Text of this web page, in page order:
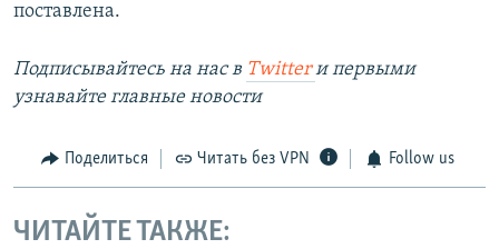
поставлена.
Подписывайтесь на наc в Twitterи первыми
узнавайте главные новости
Поделиться Читать без VPN Follow us
ЧИТАЙТЕ ТАКЖЕ: